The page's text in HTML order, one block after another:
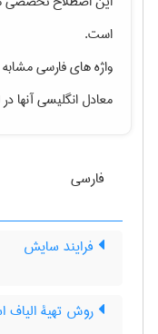
است.
واژه های فارسی
معادل انگلیسی آنها
فارسی
فرایند سایش
روش تهیۀ الیاف